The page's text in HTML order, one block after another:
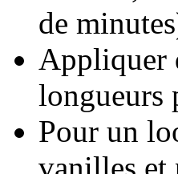
de
Appliquer
longueurs
Pour un